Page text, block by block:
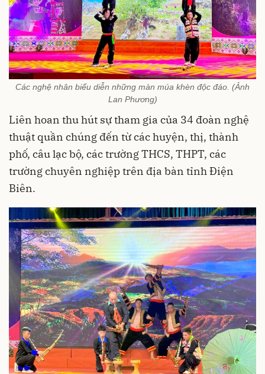
Các nghệ nhân biểu diễn những màn múa khèn độc đáo. (Ảnh
Lan Phương)
Liên hoan thu hút sự tham gia của 34 đoàn nghệ
thuật quần chúng đến từ các huyện, thị, thành
phố, câu lạc bộ, các trường THCS, THPT, các
trường chuyên nghiệp trên địa bàn tỉnh Điện
Biên.